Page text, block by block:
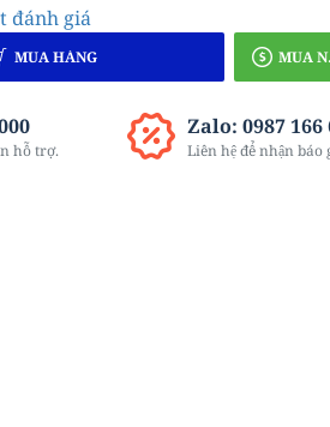
đánh giá
MUA HÀNG
hỗ trợ.
Zalo: 0987 166
Liên hệ để nhận báo